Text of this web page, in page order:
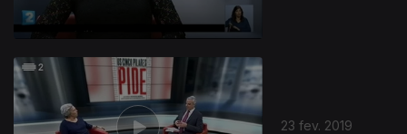
23 fev. 2019